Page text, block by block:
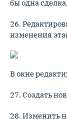
бы одна
26.
изменения
В окне
27. Создать
28. Изменить